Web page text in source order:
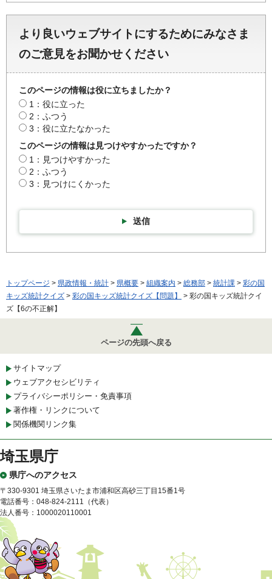
より良いウェブサイトにするためにみなさま
のご意見をお聞かせください
このページの情報は役に立ちましたか？
1：役に立った
2：ふつう
3：役に立たなかった
このページの情報は見つけやすかったですか？
1：見つけやすかった
2：ふつう
3：見つけにくかった
送信
トップページ > 県政情報・統計 > 県概要 > 組織案内 > 総務部 > 統計課 > 彩の国
キッズ統計クイズ > 彩の国キッズ統計クイズ【問題】
> 彩の国キッズ統計クイ
ズ【6の不正解】
ページの先頭へ戻る
サイトマップ
ウェブアクセシビリティ
プライバシーポリシー・免責事項
著作権・リンクについて
関係機関リンク集
埼玉県庁
県庁へのアクセス
〒330-9301 埼玉県さいたま市浦和区高砂三丁目15番1号
電話番号：048-824-2111（代表）
法人番号：1000020110001